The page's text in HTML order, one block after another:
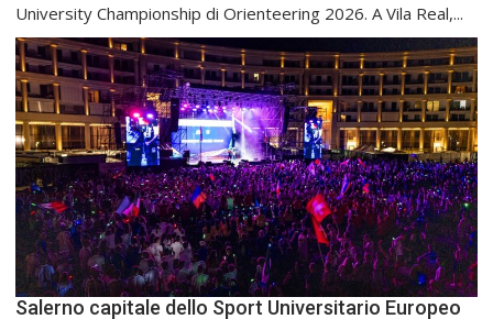
University Championship di Orienteering 2026. A Vila Real,...
Salerno capitale dello Sport Universitario Europeo